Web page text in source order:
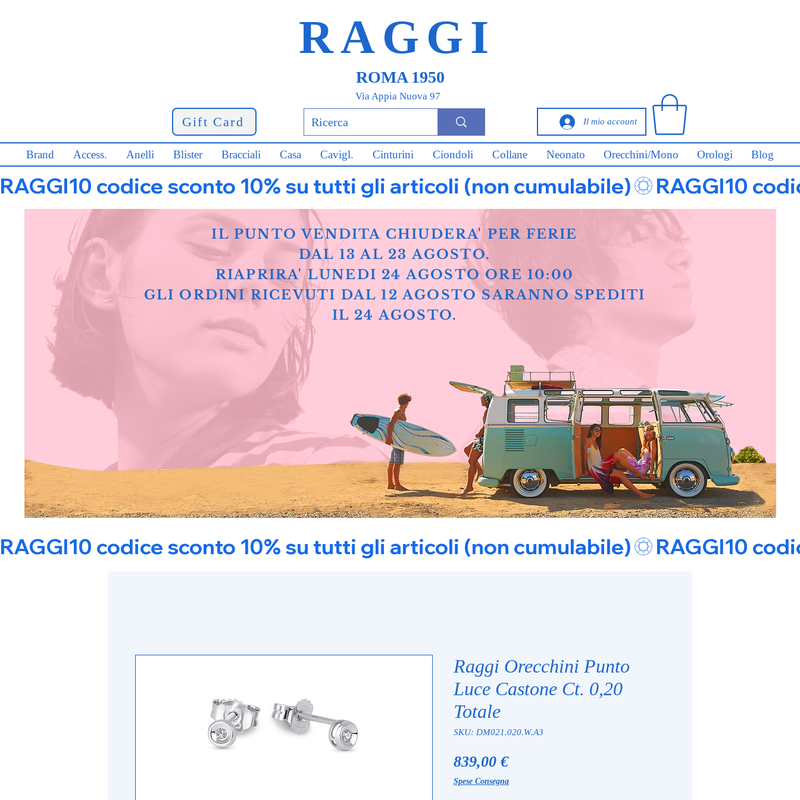
RAGGI
ROMA 1950
Via Appia Nuova 97
Gift Card Il mio account
Brand Access. Anelli Blister Bracciali Casa Cavigl. Cinturini Ciondoli Collane Neonato Orecchini/Mono Orologi Blog
RAGGI10 codice sconto 10% su tutti gli articoli (non cumulabile)
IL PUNTO VENDITA CHIUDERA' PER FERIE
DAL 13 AL 23 AGOSTO.
RIAPRIRA' LUNEDI 24 AGOSTO ORE 10:00
GLI ORDINI RICEVUTI DAL 12 AGOSTO SARANNO SPEDITI
IL 24 AGOSTO.
RAGGI10 codice sconto 10% su tutti gli articoli (non cumulabile)
Raggi Orecchini Punto
Luce Castone Ct. 0,20
Totale
SKU: DM021.020.W.A3
839,00 €Prezzo
Spese Consegna